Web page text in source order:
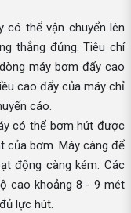
có thể vận chuyển lên
thẳng đứng. Tiêu chí
máy bơm đẩy cao
cao đẩy của máy chỉ
cáo.
có thể bơm hút được
của bơm. Máy càng để
động càng kém. Các
cao khoảng 8 - 9 mét
lực hút.